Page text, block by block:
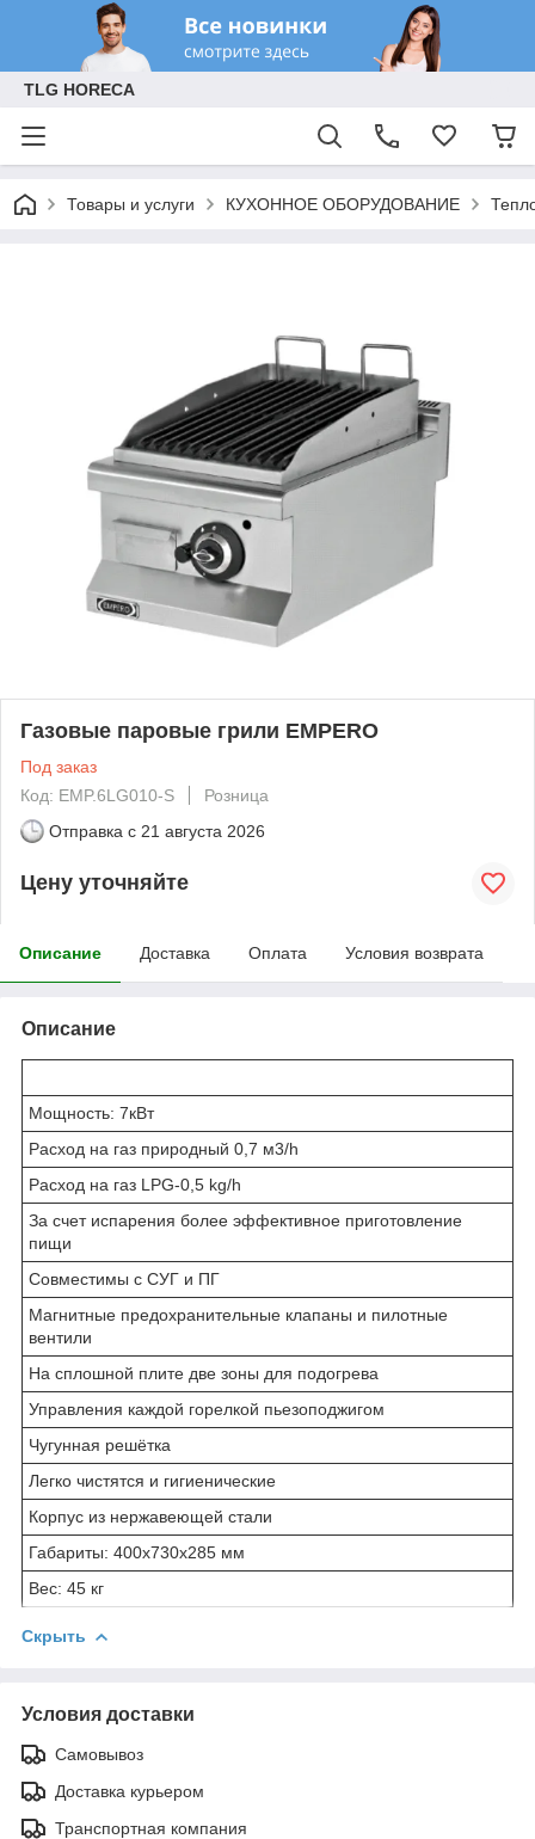
TLG HORECA
Товары и услуги КУХОННОЕ ОБОРУДОВАНИЕ
Газовые паровые грили EMPERO
Под заказ
Код: EMP.6LG010-S
Розница
Отправка с 21 августа 2026
Цену уточняйте
Описание Доставка Оплата Условия возврата
Описание
Мощность: 7кВт
Расход на газ природный 0,7 м3/h
Расход на газ LPG-0,5 kg/h
За счет испарения более эффективное приготовление
пищи
Совместимы с СУГ и ПГ
Магнитные предохранительные клапаны и пилотные
вентили
На сплошной плите две зоны для подогрева
Управления каждой горелкой пьезоподжигом
Чугунная решётка
Легко чистятся и гигиенические
Корпус из нержавеющей стали
Габариты: 400х730х285 мм
Вес: 45 кг
Скрыть
Условия доставки
Самовывоз
Доставка курьером
Транспортная компания